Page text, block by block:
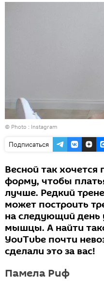
© Photo : Instagram
Подписаться
Весной так
форму, чтобы
лучше. Редкий
может построить
на следующий день
мышцы. А найти
YouTube почти
сделали это за вас!
Памела Риф